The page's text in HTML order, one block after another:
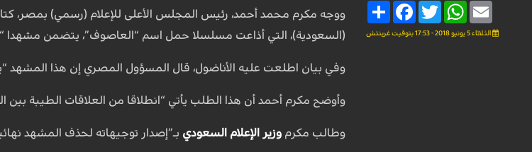
Share
FacebookTwitter
WhatsAppEmail
الثلاثاء 5 يونيو 2018 - 17:53 بتوقيت غرينتش
(السعودية)، التي أذاعت مسلسلا حمل اسم “العاصوف”، يتضمن مشهدا
وفي بيان اطلعت عليه الأناضول، قال المسؤول المصري إن هذا المشهد
وأوضح مكرم أحمد أن هذا الطلب يأتي “انطلاقا من العلاقات الطيبة بين
وطالب مكرم وزير الإعلام السعودي بـ”إصدار توجيهاته لحذف المشهد